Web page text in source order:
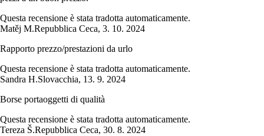
Questa recensione è stata tradotta automaticamente.
Matěj M.Repubblica Ceca, 3. 10. 2024
Rapporto prezzo/prestazioni da urlo
Questa recensione è stata tradotta automaticamente.
Sandra H.Slovacchia, 13. 9. 2024
Borse portaoggetti di qualità
Questa recensione è stata tradotta automaticamente.
Tereza Š.Repubblica Ceca, 30. 8. 2024